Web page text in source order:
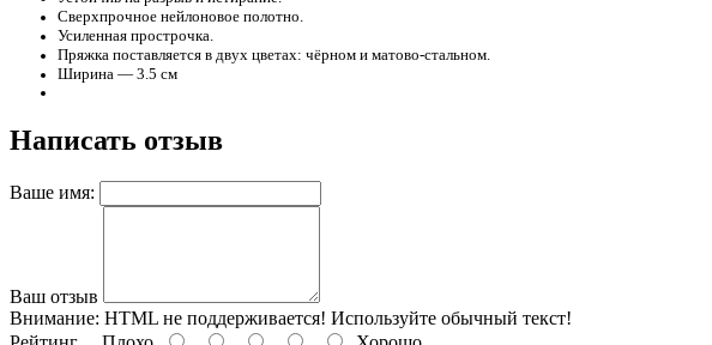
Сверхпрочное нейлоновое полотно.
Усиленная прострочка.
Пряжка поставляется в двух цветах: чёрном и матово-стальном.
Ширина — 3.5 см
Написать отзыв
Ваше имя:
Ваш отзыв
Внимание: HTML не поддерживается! Используйте обычный текст!